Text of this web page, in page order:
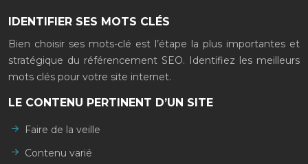
IDENTIFIER SES MOTS CLÉS
Bien choisir ses mots-clé est l’étape la plus importantes et
stratégique du référencement SEO. Identifiez les meilleurs
mots clés pour votre site internet.
LE CONTENU PERTINENT D’UN SITE
Faire de la veille
Contenu varié